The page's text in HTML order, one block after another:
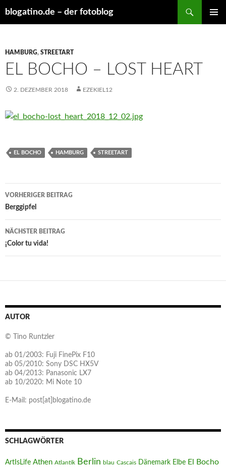
blogatino.de – der fotoblog
HAMBURG, STREETART
EL BOCHO – LOST HEART
2. DEZEMBER 2018 EZEKIEL12
EL BOCHO HAMBURG STREETART
Beitragsnavigation
VORHERIGER BEITRAG
Berggipfel
NÄCHSTER BEITRAG
¡Color tu vida!
AUTOR
© Tino Runtzler
ab 01/2003: Fuji FinePix F10
ab 05/2010: Sony DSC HX5V
ab 04/2013: Panasonic LX7
ab 10/2020: Mi Note 10
E-Mail: post[at]blogatino.de
SCHLAGWÖRTER
ArtIsLife Athen Atlantik Berlin blau Cascais Dänemark Elbe El Bocho